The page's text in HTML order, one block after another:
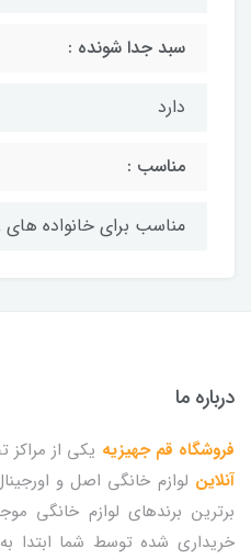
سبد جدا شونده :
دارد
مناسب :
مناسب برای خانواده های ۸ الی ۱۰ نفره
درباره ما
فروشگاه قم جهیزیه یکی از
آنلاین لوازم خانگی اصل و
برترین برندهای لوازم خانگی
خریداری شده توسط شما ابتدا